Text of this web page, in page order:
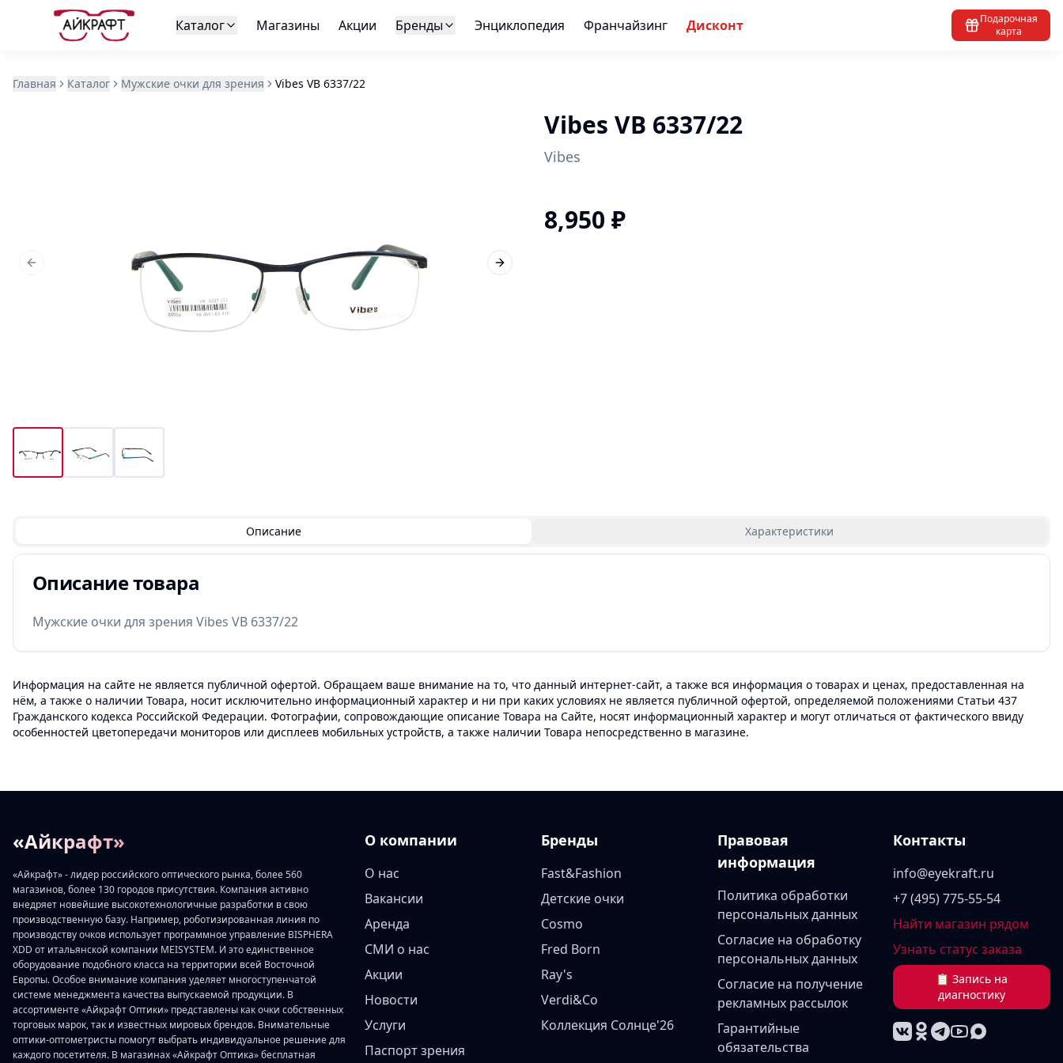
Каталог Магазины Акции Бренды Энциклопедия Франчайзинг Дисконт
Подарочная
карта
Главная Каталог Мужские очки для зрения Vibes VB 6337/22
Previous slide Next slide
Vibes VB 6337/22
Vibes
8,950 ₽
Описание Характеристики
Описание товара
Мужские очки для зрения Vibes VB 6337/22
Информация на сайте не является публичной офертой. Обращаем ваше внимание на то, что данный интернет-сайт, а также вся информация о товарах и ценах, предоставленная на
нём, а также о наличии Товара, носит исключительно информационный характер и ни при каких условиях не является публичной офертой, определяемой положениями Статьи 437
Гражданского кодекса Российской Федерации. Фотографии, сопровождающие описание Товара на Сайте, носят информационный характер и могут отличаться от фактического ввиду
особенностей цветопередачи мониторов или дисплеев мобильных устройств, а также наличии Товара непосредственно в магазине.
«Айкрафт»
«Айкрафт» - лидер российского оптического рынка, более 560
магазинов, более 130 городов присутствия. Компания активно
внедряет новейшие высокотехнологичные разработки в свою
производственную базу. Например, роботизированная линия по
производству очков использует программное управление BISPHERA
XDD от итальянской компании MEISYSTEM. И это единственное
оборудование подобного класса на территории всей Восточной
Европы. Особое внимание компания уделяет многоступенчатой
системе менеджмента качества выпускаемой продукции. В
ассортименте «Айкрафт Оптики» представлены как очки собственных
торговых марок, так и известных мировых брендов. Внимательные
оптики-оптометристы помогут выбрать индивидуальное решение для
каждого посетителя. В магазинах «Айкрафт Оптика» бесплатная
О компании
О нас
Вакансии
Аренда
СМИ о нас
Акции
Новости
Услуги
Паспорт зрения
Бренды
Fast&Fashion
Детские очки
Cosmo
Fred Born
Ray's
Verdi&Co
Коллекция Солнце'26
Правовая
информация
Политика обработки
персональных данных
Согласие на обработку
персональных данных
Согласие на получение
рекламных рассылок
Гарантийные
обязательства
Контакты
info@eyekraft.ru
+7 (495) 775-55-54
Найти магазин рядом
Узнать статус заказа
📋 Запись на
диагностику